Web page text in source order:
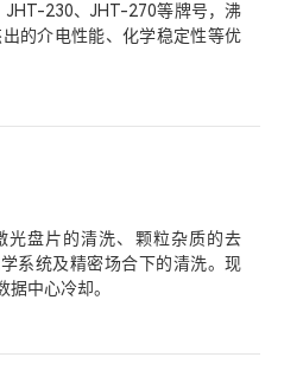
230、JHT-270等牌号，沸
的介电性能、化学稳定性等优
光盘片的清洗、颗粒杂质的去
系统及精密场合下的清洗。现
中心冷却。